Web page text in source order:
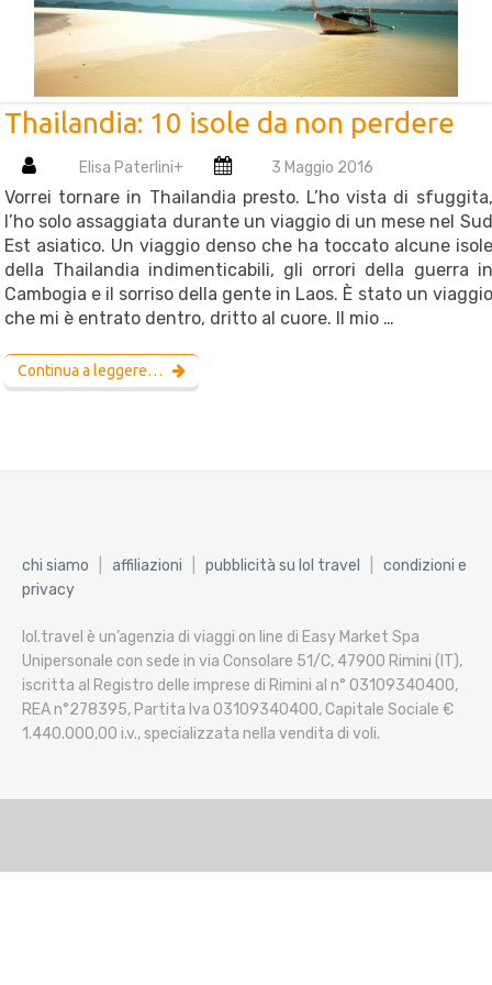
Thailandia: 10 isole da non perdere
Elisa Paterlini+ 3 Maggio 2016
Vorrei tornare in Thailandia presto. L’ho vista di sfuggita,
l’ho solo assaggiata durante un viaggio di un mese nel Sud
Est asiatico. Un viaggio denso che ha toccato alcune isole
della Thailandia indimenticabili, gli orrori della guerra in
Cambogia e il sorriso della gente in Laos. È stato un viaggio
che mi è entrato dentro, dritto al cuore. Il mio …
Continua a leggere…
chi siamo affiliazioni pubblicità su lol travel
condizioni e
privacy
lol.travel è un’agenzia di viaggi on line di Easy Market Spa
Unipersonale con sede in via Consolare 51/C, 47900 Rimini (IT),
iscritta al Registro delle imprese di Rimini al n° 03109340400,
REA n°278395, Partita Iva 03109340400, Capitale Sociale €
1.440.000,00 i.v., specializzata nella vendita di voli.